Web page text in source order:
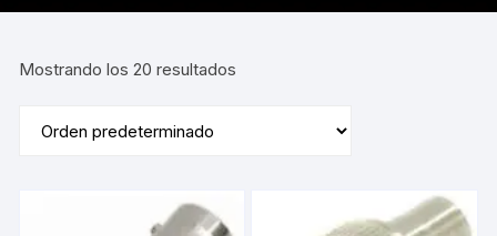
Mostrando los 20 resultados